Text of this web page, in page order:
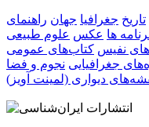
تاریخ جغرافیا جهان راهنمای
ها عکس علوم طبیعی
نفیس کتاب‌های عمومی
جغرافیایی نجوم و فضا
دیواری (لمینت آویز)